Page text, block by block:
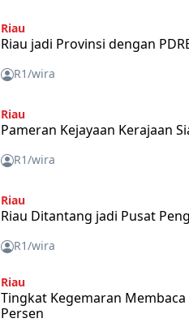
Riau
Riau jadi Provinsi dengan
R1/wira
Riau
Pameran Kejayaan Kerajaan
R1/wira
Riau
Riau Ditantang jadi Pusat
R1/wira
Riau
Tingkat Kegemaran
Persen